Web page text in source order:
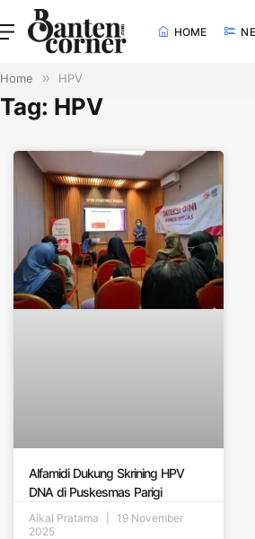
HOME
Home » HPV
Tag: HPV
Alfamidi Dukung Skrining HPV
DNA di Puskesmas Parigi
Aikal Pratama
19 November
2025